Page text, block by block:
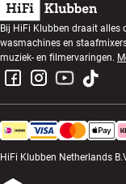
Algemene voorwaarden
Privacybeleid
Luisteravond
Prijsvragen
Werken bij HiFi Klubben
Cadeaubonnen
Bouwen met geluid
Montage en installatie
Apparaten recyclen
Productreviews
Bij HiFi Klubben draait alles
wasmachines en
muziek- en filmervaringen.
HiFi Klubben Netherlands